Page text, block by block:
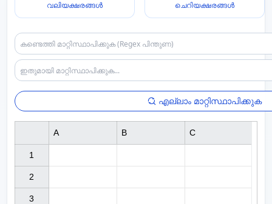
വലിയക്ഷരങ്ങൾ ചെറിയക്ഷരങ്ങൾ
എല്ലാം മാറ്റിസ്ഥാപിക്കുക
1
2
3
A B C